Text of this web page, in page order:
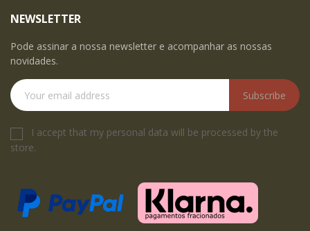
NEWSLETTER
Pode assinar a nossa newsletter e acompanhar as nossas
novidades.
Subscribe
I accept that my personal data will be processed by the
store.